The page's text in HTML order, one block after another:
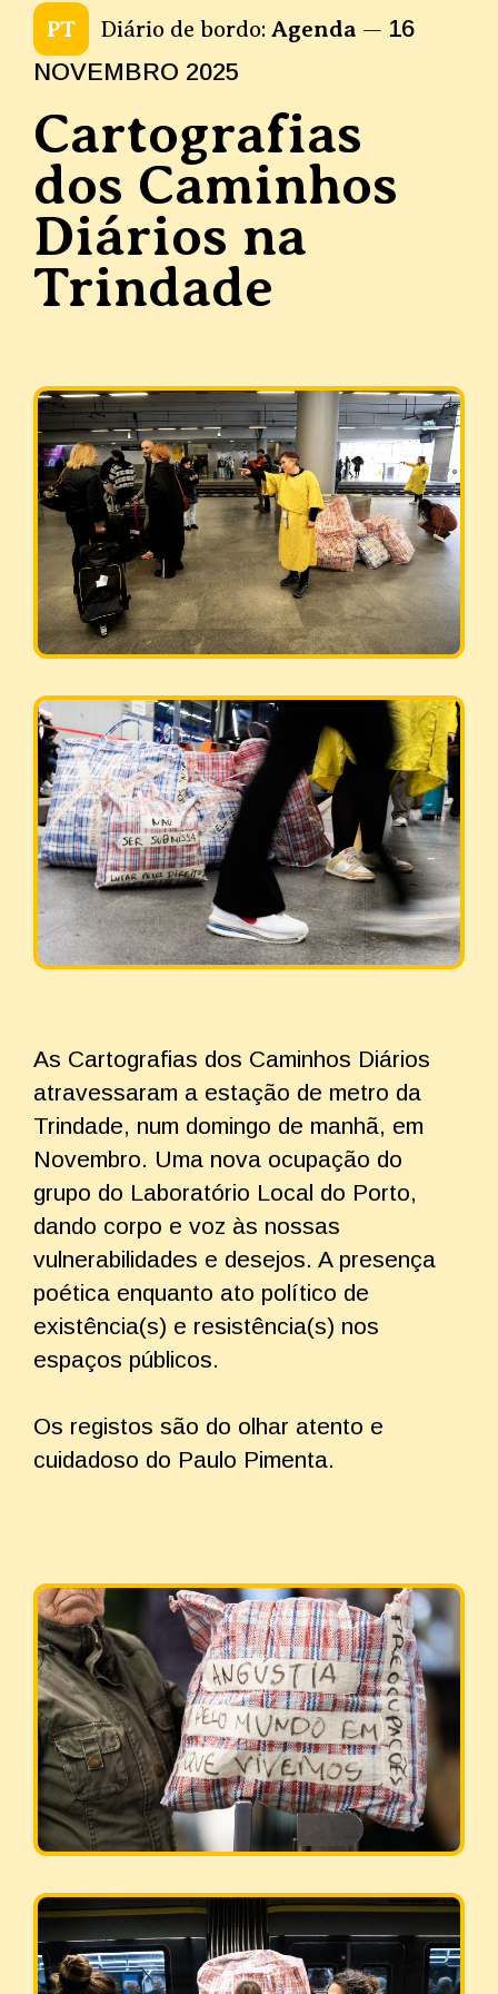
PT Diário de bordo: Agenda — 16
NOVEMBRO 2025
Cartografias
dos Caminhos
Diários na
Trindade
As Cartografias dos Caminhos Diários
atravessaram a estação de metro da
Trindade, num domingo de manhã, em
Novembro. Uma nova ocupação do
grupo do Laboratório Local do Porto,
dando corpo e voz às nossas
vulnerabilidades e desejos. A presença
poética enquanto ato político de
existência(s) e resistência(s) nos
espaços públicos.
Os registos são do olhar atento e
cuidadoso do Paulo Pimenta.